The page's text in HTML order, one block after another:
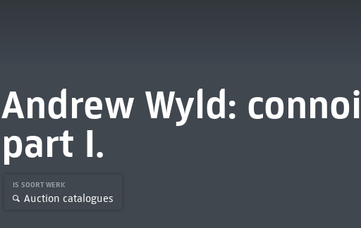
Andrew Wyld:
part I.
IS SOORT WERK
Auction catalogues